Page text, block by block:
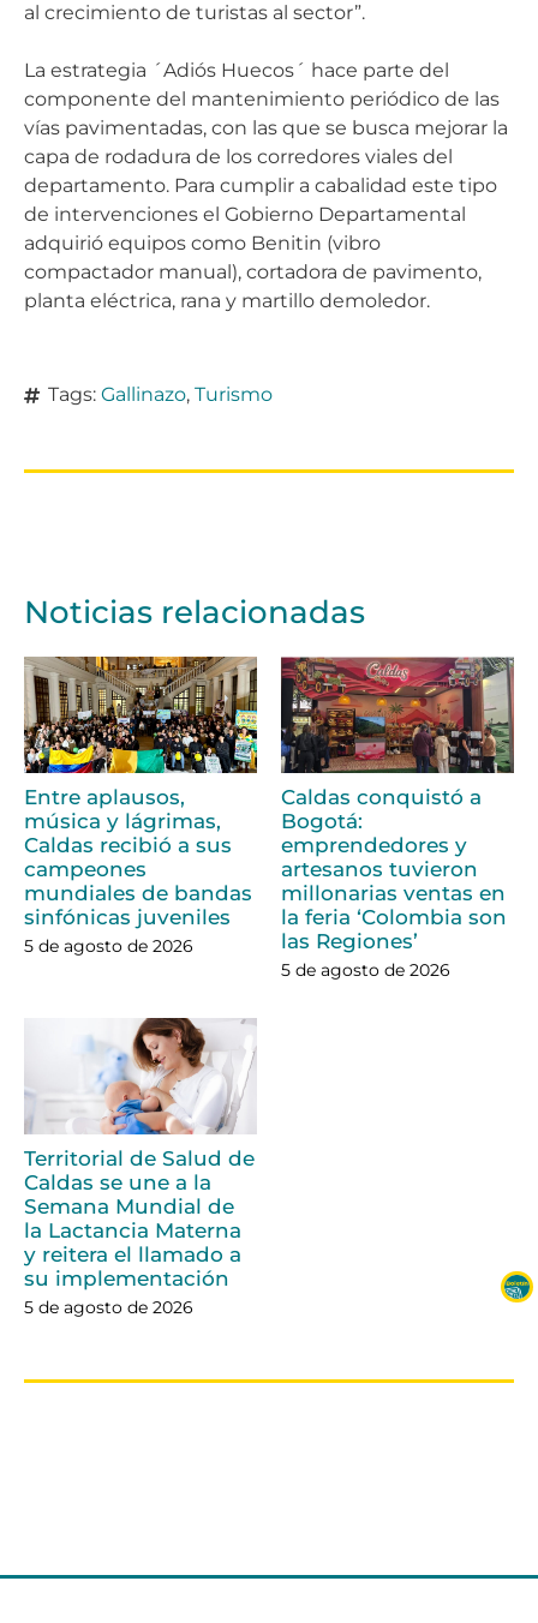
al crecimiento de turistas al sector”.
La estrategia ´Adiós Huecos´ hace parte del
componente del mantenimiento periódico de las
vías pavimentadas, con las que se busca mejorar la
capa de rodadura de los corredores viales del
departamento. Para cumplir a cabalidad este tipo
de intervenciones el Gobierno Departamental
adquirió equipos como Benitin (vibro
compactador manual), cortadora de pavimento,
planta eléctrica, rana y martillo demoledor.
Tags: Gallinazo, Turismo
Noticias relacionadas
Entre aplausos,
música y lágrimas,
Caldas recibió a sus
campeones
mundiales de bandas
sinfónicas juveniles
5 de agosto de 2026
Caldas conquistó a
Bogotá:
emprendedores y
artesanos tuvieron
millonarias ventas en
la feria ‘Colombia son
las Regiones’
5 de agosto de 2026
Territorial de Salud de
Caldas se une a la
Semana Mundial de
la Lactancia Materna
y reitera el llamado a
su implementación
5 de agosto de 2026